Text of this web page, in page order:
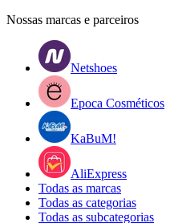
Nossas marcas e parceiros
Netshoes
Epoca Cosméticos
KaBuM!
AliExpress
Todas as marcas
Todas as categorias
Todas as subcategorias